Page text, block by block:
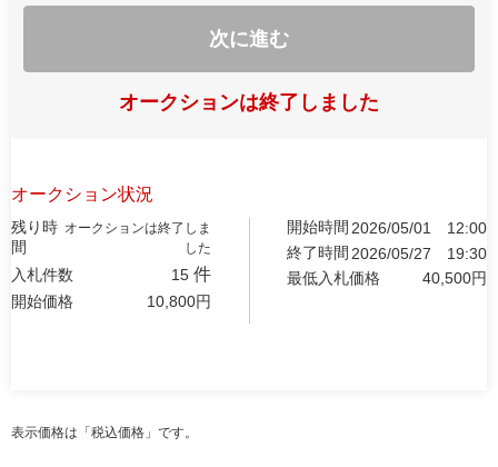
次に進む
オークションは終了しました
オークション状況
残り時
間
オークションは終了しま
した
入札件数 15 件
開始価格 10,800円
開始時間 2026/05/01
12:00
終了時間 2026/05/27
19:30
最低入札価格
40,500円
表示価格は「税込価格」です。